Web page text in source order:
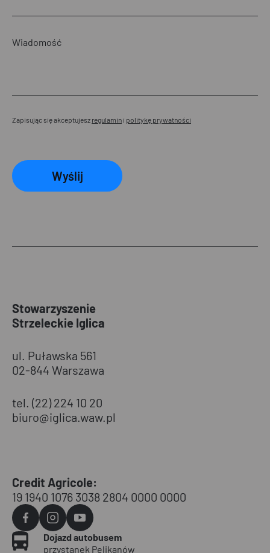
Zapisując się akceptujesz regulamin i politykę prywatności
Wyślij
Stowarzyszenie
Strzeleckie Iglica
ul. Puławska 561
02-844 Warszawa
tel. (22) 224 10 20
biuro@iglica.waw.pl
Credit Agricole:
19 1940 1076 3038 2804 0000 0000
Agvo
Facebook
Agvo
Instagram
Agvo
YouTube
Dojazd autobusem
przystanek Pelikanów